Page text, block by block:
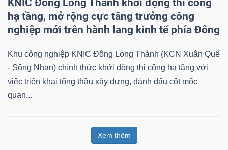
KNIC Đông Long Thành khởi động thi công
hạ tầng, mở rộng cực tăng trưởng công
nghiệp mới trên hành lang kinh tế phía Đông
Khu công nghiệp KNIC Đông Long Thành (KCN Xuân Quế
- Sông Nhạn) chính thức khởi động thi công hạ tầng với
việc triển khai tổng thầu xây dựng, đánh dấu cột mốc
quan...
Xem thêm